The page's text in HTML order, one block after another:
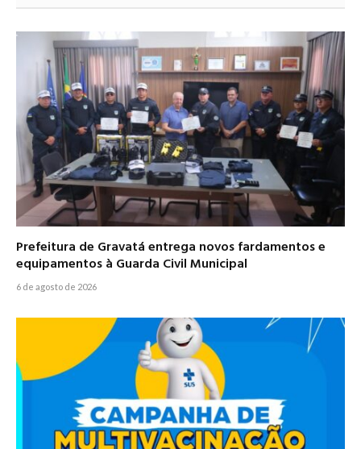
Prefeitura de Gravatá entrega novos fardamentos e
equipamentos à Guarda Civil Municipal
6 de agosto de 2026